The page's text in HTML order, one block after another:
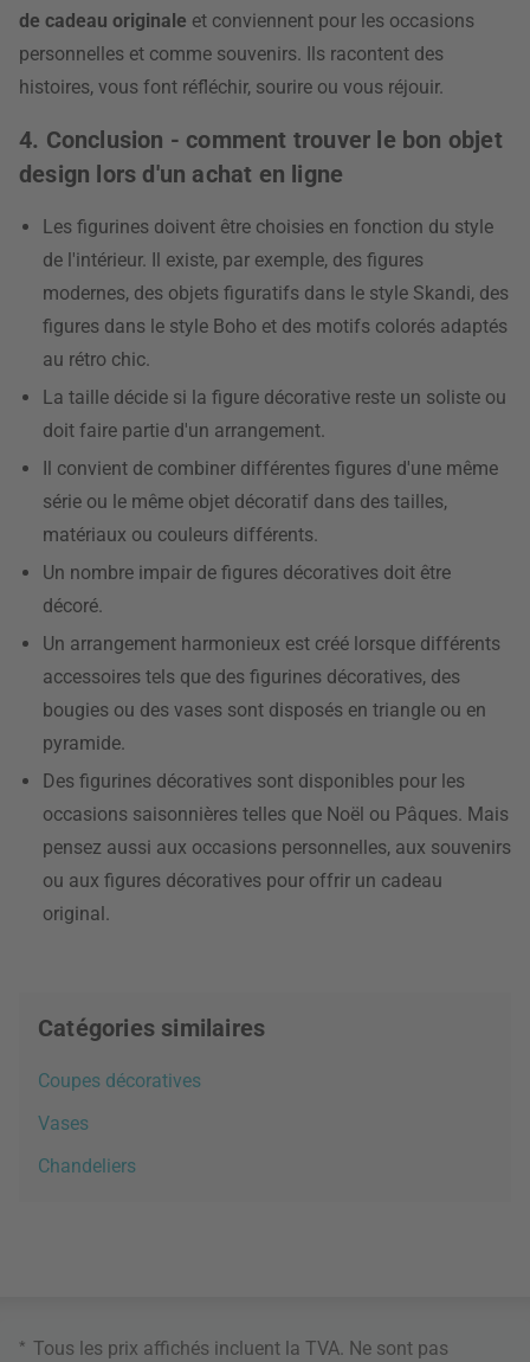
de cadeau originale et conviennent pour les occasions
personnelles et comme souvenirs. Ils racontent des
histoires, vous font réfléchir, sourire ou vous réjouir.
4. Conclusion - comment trouver le bon objet
design lors d'un achat en ligne
Les figurines doivent être choisies en fonction du style
de l'intérieur. Il existe, par exemple, des figures
modernes, des objets figuratifs dans le style Skandi, des
figures dans le style Boho et des motifs colorés adaptés
au rétro chic.
La taille décide si la figure décorative reste un soliste ou
doit faire partie d'un arrangement.
Il convient de combiner différentes figures d'une même
série ou le même objet décoratif dans des tailles,
matériaux ou couleurs différents.
Un nombre impair de figures décoratives doit être
décoré.
Un arrangement harmonieux est créé lorsque différents
accessoires tels que des figurines décoratives, des
bougies ou des vases sont disposés en triangle ou en
pyramide.
Des figurines décoratives sont disponibles pour les
occasions saisonnières telles que Noël ou Pâques. Mais
pensez aussi aux occasions personnelles, aux souvenirs
ou aux figures décoratives pour offrir un cadeau
original.
Catégories similaires
Coupes décoratives
Vases
Chandeliers
* Tous les prix affichés incluent la TVA. Ne sont pas